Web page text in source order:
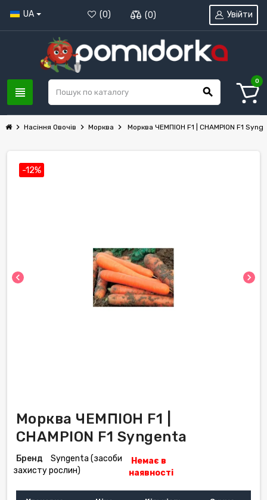
UA (0) (0)
view_headline search
Увійти
0
chevron_right Насіння Овочів chevron_right Морква chevron_right Морква ЧЕМПІОН F1 | CHAMPION F1
chevron_left chevron_right
-12%
Морква ЧЕМПІОН F1 |
CHAMPION F1 Syngenta
Бренд
Syngenta (засоби
захисту рослин)
Немає в
наявності